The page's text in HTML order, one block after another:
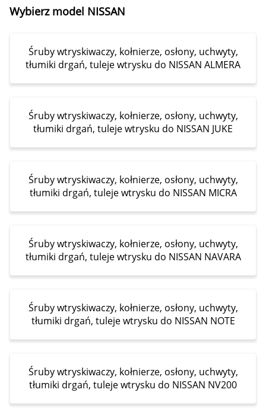
Wybierz model NISSAN
Śruby wtryskiwaczy, kołnierze, osłony, uchwyty,
tłumiki drgań, tuleje wtrysku do NISSAN ALMERA
Śruby wtryskiwaczy, kołnierze, osłony, uchwyty,
tłumiki drgań, tuleje wtrysku do NISSAN JUKE
Śruby wtryskiwaczy, kołnierze, osłony, uchwyty,
tłumiki drgań, tuleje wtrysku do NISSAN MICRA
Śruby wtryskiwaczy, kołnierze, osłony, uchwyty,
tłumiki drgań, tuleje wtrysku do NISSAN NAVARA
Śruby wtryskiwaczy, kołnierze, osłony, uchwyty,
tłumiki drgań, tuleje wtrysku do NISSAN NOTE
Śruby wtryskiwaczy, kołnierze, osłony, uchwyty,
tłumiki drgań, tuleje wtrysku do NISSAN NV200